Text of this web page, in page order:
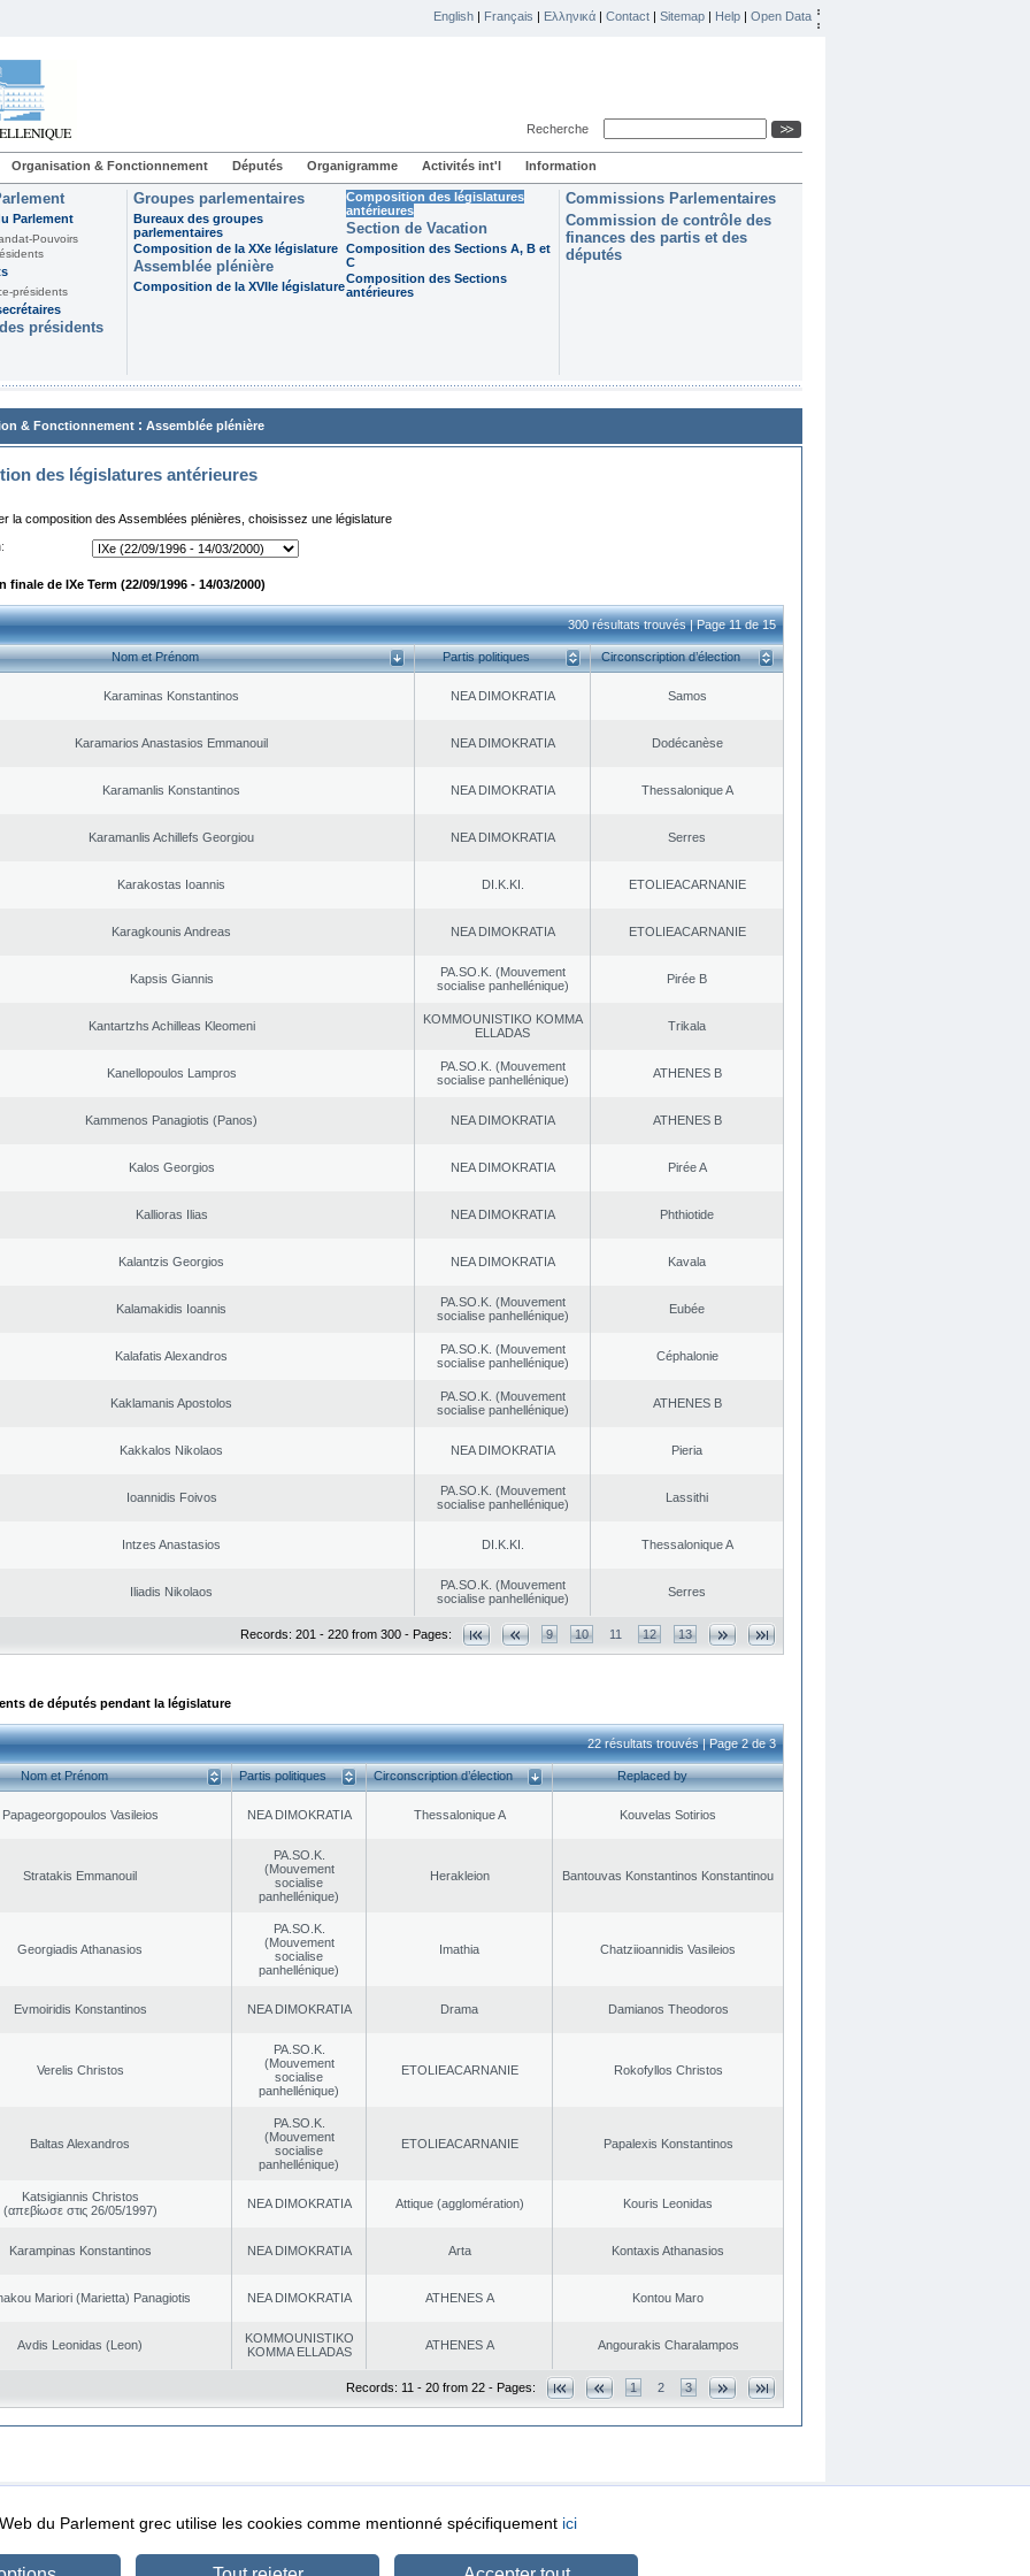
English | Français | Ελληνικά | Contact | Sitemap | Help | Open Data
Recherche
Organisation & Fonctionnement Députés Organigramme Activités int'l Information
Parlement
Pouvoirs
présidents
présidents
Groupes parlementaires
Bureaux des groupes
parlementaires
Composition de la XXe législature
Assemblée plénière
Composition de la XVIIe législature
Composition des législatures
antérieures
Section de Vacation
Composition des Sections A, B et
C
Composition des Sections
antérieures
Commissions Parlementaires
Commission de contrôle des
finances des partis et des
députés
& Fonctionnement : Assemblée plénière
des législatures antérieures
la composition des Assemblées plénières, choisissez une législature
finale de IXe Term (22/09/1996 - 14/03/2000)
300 résultats trouvés | Page 11 de 15
Nom et Prénom Partis politiques Circonscription d’élection
Karaminas Konstantinos NEA DΙMOKRATIA Samos
Karamarios Anastasios Emmanouil NEA DΙMOKRATIA Dodécanèse
Karamanlis Konstantinos NEA DΙMOKRATIA Thessalonique A
Karamanlis Achillefs Georgiou NEA DΙMOKRATIA Serres
Karakostas Ioannis DI.K.KI. EΤOLIEACARNANIE
Karagkounis Andreas NEA DΙMOKRATIA EΤOLIEACARNANIE
Kapsis Giannis
PA.SO.K. (Mouvement
socialise panhellénique)
Pirée B
Kantartzhs Achilleas Kleomeni
KOMMOUNISTIKO KOMMA
ELLADAS
Trikala
Kanellopoulos Lampros
PA.SO.K. (Mouvement
socialise panhellénique)
ATHENES Β
Kammenos Panagiotis (Panos) NEA DΙMOKRATIA ATHENES Β
Kalos Georgios NEA DΙMOKRATIA Pirée A
Kallioras Ilias NEA DΙMOKRATIA Phthiotide
Kalantzis Georgios NEA DΙMOKRATIA Kavala
Kalamakidis Ioannis
PA.SO.K. (Mouvement
socialise panhellénique)
Eubée
Kalafatis Alexandros
PA.SO.K. (Mouvement
socialise panhellénique)
Céphalonie
Kaklamanis Apostolos
PA.SO.K. (Mouvement
socialise panhellénique)
ATHENES Β
Kakkalos Nikolaos NEA DΙMOKRATIA Pieria
Ioannidis Foivos
PA.SO.K. (Mouvement
socialise panhellénique)
Lassithi
Intzes Anastasios DI.K.KI. Thessalonique A
Iliadis Nikolaos
PA.SO.K. (Mouvement
socialise panhellénique)
Serres
Records: 201 - 220 from 300 - Pages: 9 10 11 12 13
de députés pendant la législature
22 résultats trouvés | Page 2 de 3
Nom et Prénom Partis politiques Circonscription d’élection Replaced by
Papageorgopoulos Vasileios NEA DΙMOKRATIA Thessalonique A Kouvelas Sotirios
Stratakis Emmanouil
PA.SO.K.
(Mouvement
socialise
panhellénique)
Herakleion Bantouvas Konstantinos Konstantinou
Georgiadis Athanasios
PA.SO.K.
(Mouvement
socialise
panhellénique)
Imathia Chatziioannidis Vasileios
Evmoiridis Konstantinos NEA DΙMOKRATIA Drama Damianos Theodoros
Verelis Christos
PA.SO.K.
(Mouvement
socialise
panhellénique)
EΤOLIEACARNANIE Rokofyllos Christos
Baltas Alexandros
PA.SO.K.
(Mouvement
socialise
panhellénique)
EΤOLIEACARNANIE Papalexis Konstantinos
Katsigiannis Christos
(απεβίωσε στις 26/05/1997)
NEA DΙMOKRATIA Αttique (agglomération) Kouris Leonidas
Karampinas Konstantinos NEA DΙMOKRATIA Arta Kontaxis Athanasios
Mariori (Marietta) Panagiotis NEA DΙMOKRATIA ATHENES Α Kontou Maro
Avdis Leonidas (Leon)
KOMMOUNISTIKO
KOMMA ELLADAS
ATHENES Α Angourakis Charalampos
Records: 11 - 20 from 22 - Pages: 1 2 3
Protection Security & Access
du Parlement grec utilise les cookies comme mentionné spécifiquement ici